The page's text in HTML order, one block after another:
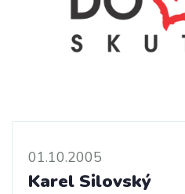
01.10.2005
Karel Silovský